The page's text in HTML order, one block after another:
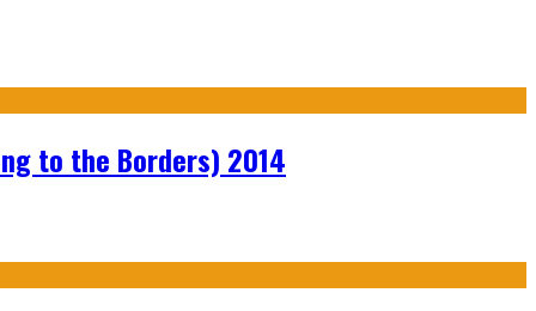
to the Borders) 2014